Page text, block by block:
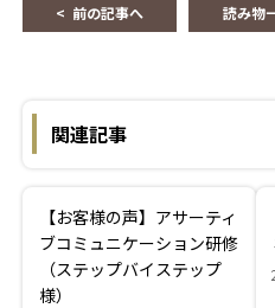
前の記事へ 読み物
関連記事
【お客様の声】アサーティ
ブコミュニケーション研修
（ステップバイステップ
様）